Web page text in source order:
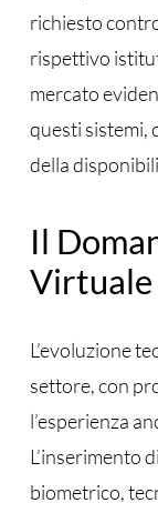
richiesto
rispettivo
mercato
questi sistemi,
della
Il
Virtuale
L’evoluzione
settore, con
l’esperienza
L’inserimento
biometrico,